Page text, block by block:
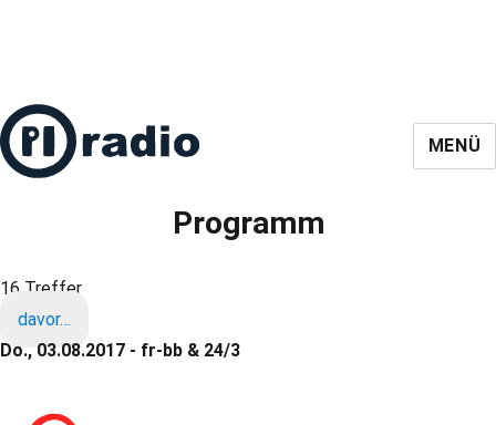
MENÜ
Programm
16 Treffer
davor…
Do., 03.08.2017 - fr-bb & 24/3